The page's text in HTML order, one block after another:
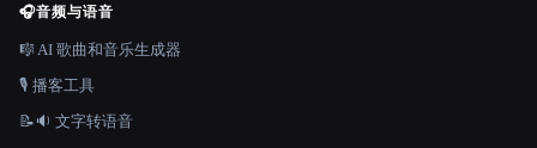
🎧音频与语音
🎼 AI 歌曲和音乐生成器
🎙️ 播客工具
📝🔉 文字转语音